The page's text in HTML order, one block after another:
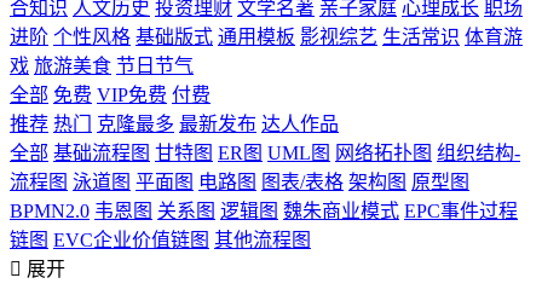
合知识 人文历史 投资理财 文学名著 亲子家庭 心理成长 职场
进阶 个性风格 基础版式 通用模板 影视综艺 生活常识 体育游
戏 旅游美食 节日节气
全部 免费 VIP免费 付费
推荐 热门 克隆最多 最新发布 达人作品
全部 基础流程图 甘特图 ER图 UML图 网络拓扑图 组织结构-
流程图 泳道图 平面图 电路图 图表/表格 架构图 原型图
BPMN2.0 韦恩图 关系图 逻辑图 魏朱商业模式 EPC事件过程
链图 EVC企业价值链图 其他流程图
 展开